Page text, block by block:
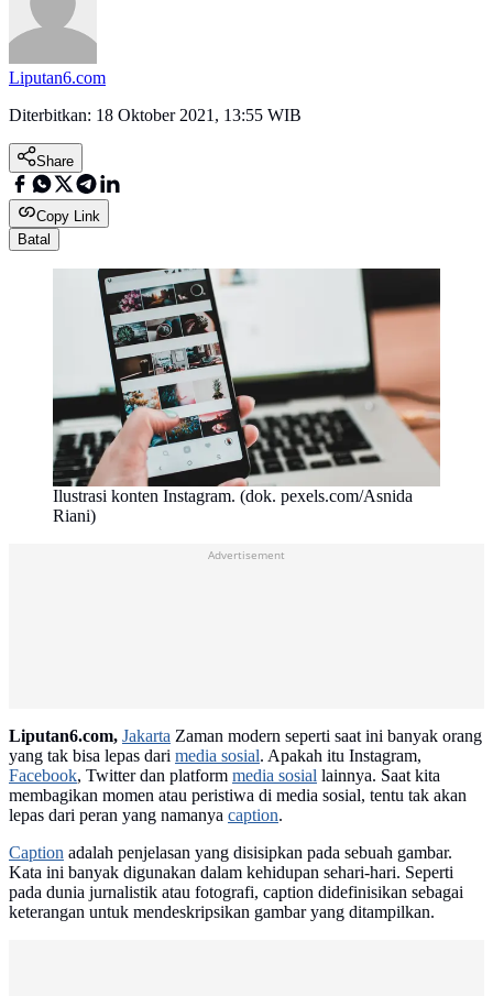
Liputan6.com
Diterbitkan: 18 Oktober 2021, 13:55 WIB
Share
Copy Link
Batal
Ilustrasi konten Instagram. (dok. pexels.com/Asnida
Riani)
Liputan6.com, Jakarta Zaman modern seperti saat ini banyak orang
yang tak bisa lepas dari media sosial. Apakah itu Instagram,
Facebook, Twitter dan platform media sosial lainnya. Saat kita
membagikan momen atau peristiwa di media sosial, tentu tak akan
lepas dari peran yang namanya caption.
Caption adalah penjelasan yang disisipkan pada sebuah gambar.
Kata ini banyak digunakan dalam kehidupan sehari-hari. Seperti
pada dunia jurnalistik atau fotografi, caption didefinisikan sebagai
keterangan untuk mendeskripsikan gambar yang ditampilkan.